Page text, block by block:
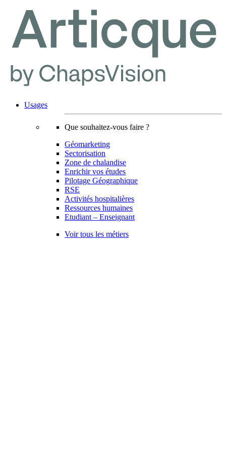
Usages
Que souhaitez-vous faire ?
Géomarketing
Sectorisation
Zone de chalandise
Enrichir vos études
Pilotage Géographique
RSE
Activités hospitalières
Ressources humaines
Etudiant – Enseignant
Voir tous les métiers